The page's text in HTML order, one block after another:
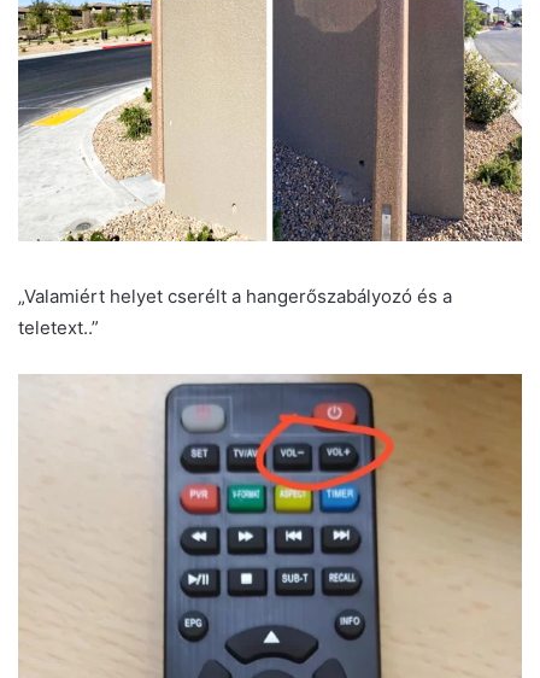
„Valamiért helyet cserélt a hangerőszabályozó és a
teletext..”